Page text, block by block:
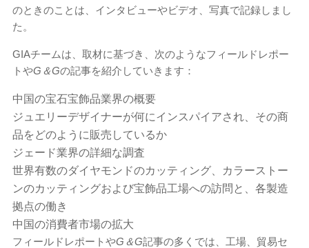
のときのことは、インタビューやビデオ、写真で記録しまし
た。
GIAチームは、取材に基づき、次のようなフィールドレポー
トやG＆Gの記事を紹介していきます：
中国の宝石宝飾品業界の概要
ジュエリーデザイナーが何にインスパイアされ、その商
品をどのように販売しているか
ジェード業界の詳細な調査
世界有数のダイヤモンドのカッティング、カラーストー
ンのカッティングおよび宝飾品工場への訪問と、各製造
拠点の働き
中国の消費者市場の拡大
フィールドレポートやG＆G記事の多くでは、工場、貿易セ